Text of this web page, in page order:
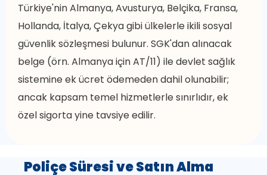
Türkiye'nin Almanya, Avusturya, Belçika, Fransa,
Hollanda, İtalya, Çekya gibi ülkelerle ikili sosyal
güvenlik sözleşmesi bulunur. SGK'dan alınacak
belge (örn. Almanya için AT/11) ile devlet sağlık
sistemine ek ücret ödemeden dahil olunabilir;
ancak kapsam temel hizmetlerle sınırlıdır, ek
özel sigorta yine tavsiye edilir.
Poliçe Süresi ve Satın Alma